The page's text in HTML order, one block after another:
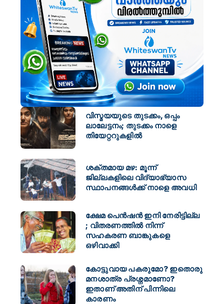
വിസ്മയയുടെ തുടക്കം, ഒപ്പം
ലാലേട്ടനം; തുടക്കം നാളെ
തിയേറ്ററുകളിൽ
ശക്തമായ മഴ: മൂന്ന്
ജില്ലകളിലെ വിദ്യാഭ്യാസ
സ്ഥാപനങ്ങള്‍ക്ക് നാളെ അവധി
ക്ഷേമ പെൻഷൻ ഇനി നേരിട്ടില്ല
; വിതരണത്തിൽ നിന്ന്
സഹകരണ ബാങ്കുകളെ
ഒഴിവാക്കി
കോട്ടുവായ പകരുമോ? ഇതൊരു
മനശാത്ര പ്രശ്നമാണോ?
ഇതാണ് അതിന് പിന്നിലെ
കാരണം